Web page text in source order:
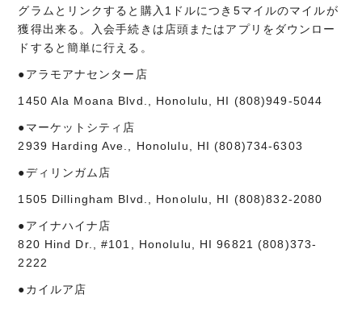
グラムとリンクすると購入1ドルにつき5マイルのマイルが
獲得出来る。入会手続きは店頭またはアプリをダウンロー
ドすると簡単に行える。
●アラモアナセンター店
1450 Ala Moana Blvd., Honolulu, HI (808)949-5044
●マーケットシティ店
2939 Harding Ave., Honolulu, HI (808)734-6303
●ディリンガム店
1505 Dillingham Blvd., Honolulu, HI (808)832-2080
●アイナハイナ店
820 Hind Dr., #101, Honolulu, HI 96821 (808)373-
2222
●カイルア店